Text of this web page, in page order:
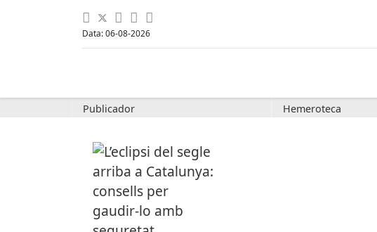
Data: 06-08-2026
Publicador Hemeroteca